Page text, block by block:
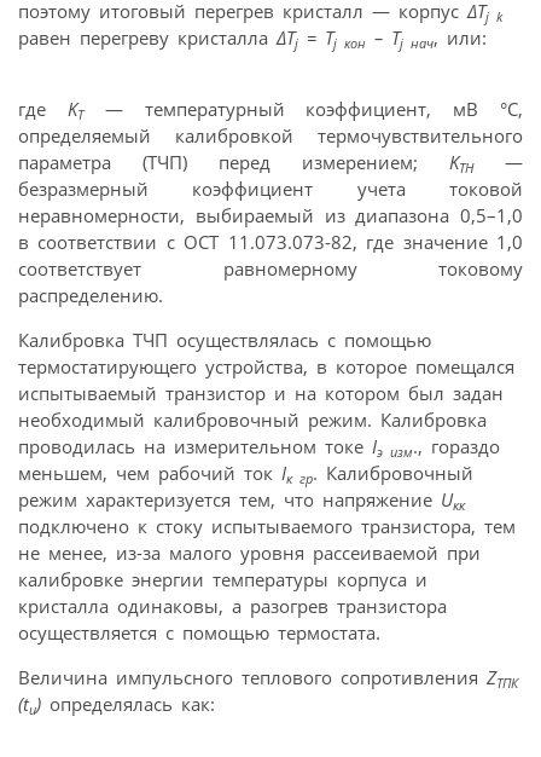
поэтому итоговый перегрев кристалл — корпусΔTj k
равен перегреву кристаллаΔTj = Tj кон – Tj нач, или:
где KT— температурный коэффициент, мВ °С,
определяемый калибровкой термочувствительного
параметра (ТЧП) перед измерением; KTH—
безразмерный коэффициент учета токовой
неравномерности, выбираемый из диапазона 0,5–1,0
в соответствии с ОСТ 11.073.073-82, где значение 1,0
соответствует равномерному токовому
распределению.
Калибровка ТЧП осуществлялась с помощью
термостатирующего устройства, в которое помещался
испытываемый транзистор и на котором был задан
необходимый калибровочный режим. Калибровка
проводилась на измерительном токе Iэ изм., гораздо
меньшем, чем рабочий ток Iк гр. Калибровочный
режим характеризуется тем, что напряжение Uкк
подключено к стоку испытываемого транзистора, тем
не менее, из-за малого уровня рассеиваемой при
калибровке энергии температуры корпуса и
кристалла одинаковы, а разогрев транзистора
осуществляется с помощью термостата.
Величина импульсного теплового сопротивления ZТПК
(tu) определялась как: